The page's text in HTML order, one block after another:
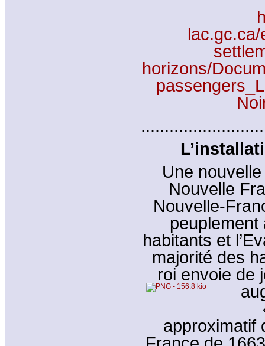
horizons/
Une
Nouvelle
Nouvelle-
peuplement
habitants et
majorité des
roi envoie de
approximatif